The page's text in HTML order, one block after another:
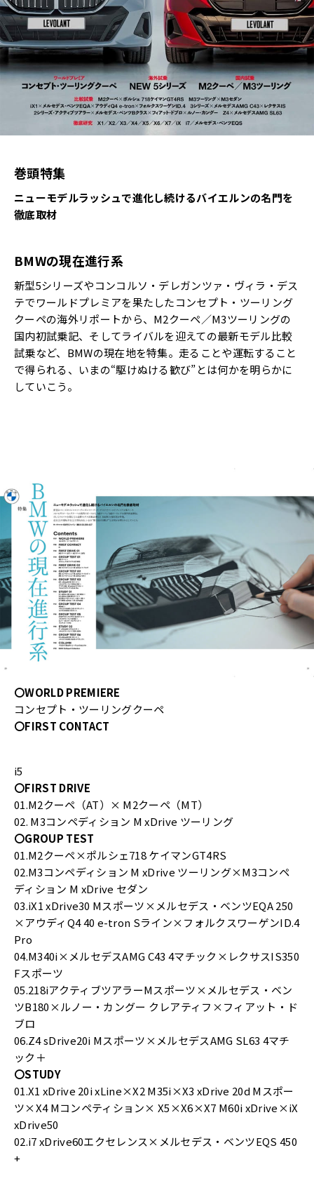
巻頭特集
ニューモデルラッシュで進化し続けるバイエルンの名門を
徹底取材
BMWの現在進行系
新型5シリーズやコンコルソ・デレガンツァ・ヴィラ・デス
テでワールドプレミアを果たしたコンセプト・ツーリング
クーペの海外リポートから、M2クーペ／M3ツーリングの
国内初試乗記、そしてライバルを迎えての最新モデル比較
試乗など、BMWの現在地を特集。走ることや運転すること
で得られる、いまの“駆けぬける歓び”とは何かを明らかに
していこう。
〇WORLD PREMIERE
コンセプト・ツーリングクーペ
〇FIRST CONTACT
i5
〇FIRST DRIVE
01.M2クーペ（AT）× M2クーペ（MT）
02. M3コンペディション M xDrive ツーリング
〇GROUP TEST
01.M2クーペ×ポルシェ718 ケイマンGT4RS
02.M3コンペディション M xDrive ツーリング×M3コンペ
ディション M xDrive セダン
03.iX1 xDrive30 Mスポーツ×メルセデス・ベンツEQA 250
×アウディQ4 40 e-tron Sライン×フォルクスワーゲンID.4
Pro
04.M340i×メルセデスAMG C43 4マチック×レクサスIS350
Fスポーツ
05.218iアクティブツアラーMスポーツ×メルセデス・ベン
ツB180×ルノー・カングー クレアティフ×フィアット・ド
ブロ
06.Z4 sDrive20i Mスポーツ×メルセデスAMG SL63 4マチ
ック＋
〇STUDY
01.X1 xDrive 20i xLine×X2 M35i×X3 xDrive 20d Mスポー
ツ×X4 Mコンペティション× X5×X6×X7 M60i xDrive×iX
xDrive50
02.i7 xDrive60エクセレンス×メルセデス・ベンツEQS 450
+